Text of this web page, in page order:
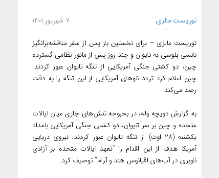
توریست مالزی ۷ شهریور ۱۴۰۱
توریست مالزی – برای نخستین بار پس از سفر مناقشه‌برانگیز
نانسی پلوسی به تایوان و چند روز پس از مانور نظامی گسترده
چین، دو کشتی جنگی آمریکایی از تنگه تایوان عبور کردند.
چین اعلام کرد تردد ناوهای آمریکایی از این تنگه را به دقت
رصد می‌کند.
به گزارش دویچه وله، در بحبوحه تنش‌های جاری میان ایالات
متحده و چین بر سر تایوان، دو کشتی جنگی آمریکایی بامداد
یکشنبه (۲۸ اوت) از تنگه تایوان عبور کردند. نیروی دریایی
آمریکا هدف از این اقدام را “تعهد ایالات متحده بر آزادی
ناوبری در آب‌های اقیانوس هند و آرام” توصیف کرد.